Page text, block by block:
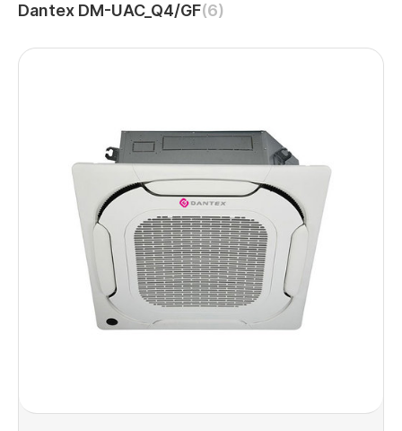
Dantex DM-UAC_Q4/GF(6)